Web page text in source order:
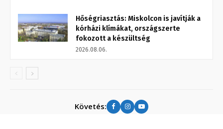
Hőségriasztás: Miskolcon is javítják a
kórházi klímákat, országszerte
fokozott a készültség
2026.08.06.
Követés: